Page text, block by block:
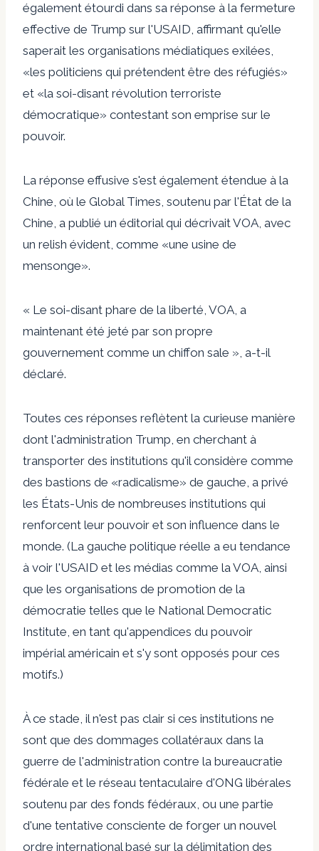
également étourdi dans sa réponse à la fermeture
effective de Trump sur l'USAID, affirmant qu'elle
saperait les organisations médiatiques exilées,
«les politiciens qui prétendent être des réfugiés»
et «la soi-disant révolution terroriste
démocratique» contestant son emprise sur le
pouvoir.
La réponse effusive s'est également étendue à la
Chine, où le Global Times, soutenu par l'État de la
Chine, a publié un éditorial qui décrivait VOA, avec
un relish évident, comme «une usine de
mensonge».
« Le soi-disant phare de la liberté, VOA, a
maintenant été jeté par son propre
gouvernement comme un chiffon sale », a-t-il
déclaré.
Toutes ces réponses reflètent la curieuse manière
dont l'administration Trump, en cherchant à
transporter des institutions qu'il considère comme
des bastions de «radicalisme» de gauche, a privé
les États-Unis de nombreuses institutions qui
renforcent leur pouvoir et son influence dans le
monde. (La gauche politique réelle a eu tendance
à voir l'USAID et les médias comme la VOA, ainsi
que les organisations de promotion de la
démocratie telles que le National Democratic
Institute, en tant qu'appendices du pouvoir
impérial américain et s'y sont opposés pour ces
motifs.)
À ce stade, il n'est pas clair si ces institutions ne
sont que des dommages collatéraux dans la
guerre de l'administration contre la bureaucratie
fédérale et le réseau tentaculaire d'ONG libérales
soutenu par des fonds fédéraux, ou une partie
d'une tentative consciente de forger un nouvel
ordre international basé sur la délimitation des